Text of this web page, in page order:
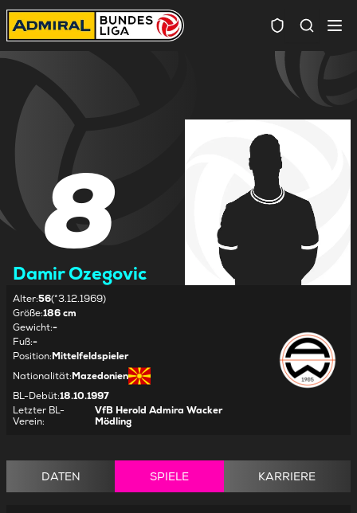
8
Damir Ozegovic
Alter:56(*3.12.1969)
Größe:186 cm
Gewicht:-
Fuß:-
Position:Mittelfeldspieler
Nationalität:Mazedonien
BL-Debüt:18.10.1997
Letzter BL-
Verein:
VfB Herold Admira Wacker
Mödling
DATEN SPIELE KARRIERE